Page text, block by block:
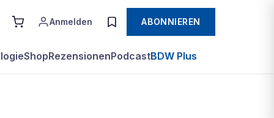
Anmelden ABONNIEREN
ShopRezensionenPodcastBDW Plus